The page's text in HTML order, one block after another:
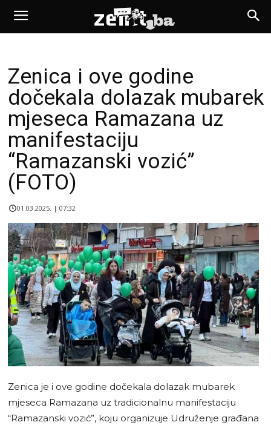
Zenica i ove godine
dočekala dolazak mubarek
mjeseca Ramazana uz
manifestaciju
“Ramazanski vozić”
(FOTO)
01.03.2025. | 07:32
Zenica je i ove godine dočekala dolazak mubarek
mjeseca Ramazana uz tradicionalnu manifestaciju
“Ramazanski vozić”, koju organizuje Udruženje građana